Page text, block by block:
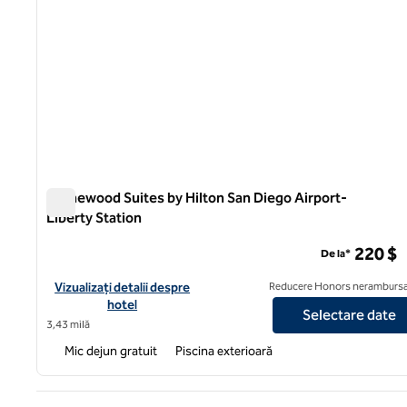
Homewood Suites by Hilton San Diego Airport-
Liberty Station
Vizualizați detaliile hotelului pentru Homewood Suites by
Vizualizați detalii despre
hotel
3,43 milă
De la* 220 $
Reducere Honors
Selectare date
Mic dejun gratuit Piscina exterioară